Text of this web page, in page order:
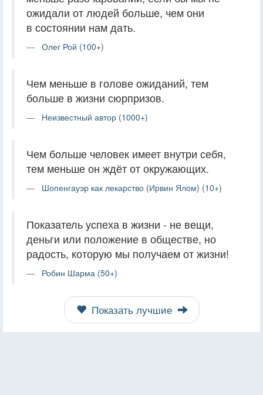
ожидали от людей больше, чем они
в состоянии нам дать.
Олег Рой (100+)
Чем меньше в голове ожиданий, тем
больше в жизни сюрпризов.
Неизвестный автор (1000+)
Чем больше человек имеет внутри себя,
тем меньше он ждёт от окружающих.
Шопенгауэр как лекарство (Ирвин Ялом) (10+)
Показатель успеха в жизни - не вещи,
деньги или положение в обществе, но
радость, которую мы получаем от жизни!
Робин Шарма (50+)
Показать лучшие